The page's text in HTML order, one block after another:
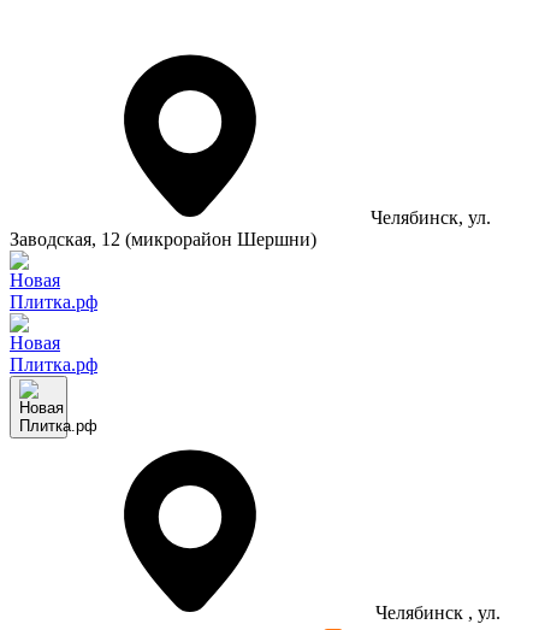
Челябинск, ул.
Заводская, 12 (микрорайон Шершни)
Челябинск , ул.